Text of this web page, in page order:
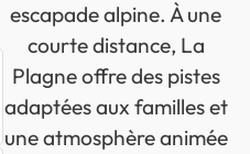
escapade alpine. À une
courte distance, La
Plagne offre des pistes
adaptées aux familles et
une atmosphère animée